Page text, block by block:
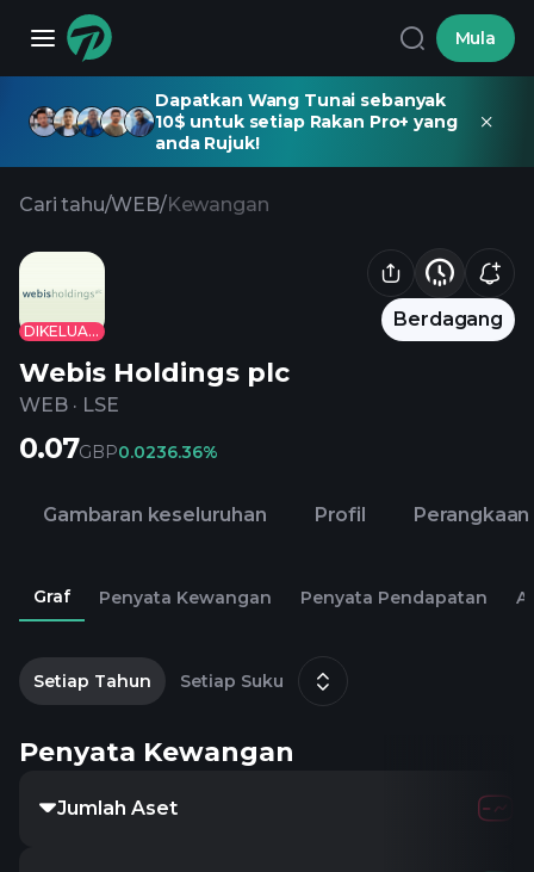
Mula
Dapatkan Wang Tunai sebanyak
10$ untuk setiap Rakan Pro+ yang
anda Rujuk!
Cari tahu/WEB/Kewangan
DIKELUARKAN
Berdagang
Webis Holdings plc
WEB · LSE
0.07GBP0.0236.36%
Gambaran keseluruhan Profil Perangkaan
Graf Penyata Kewangan Penyata Pendapatan
Setiap Tahun Setiap Suku
Penyata Kewangan
Jumlah Aset